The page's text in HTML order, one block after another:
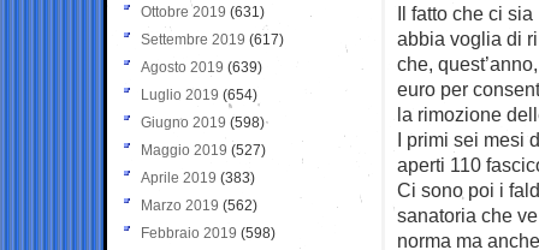
Il fatto che ci
abbia voglia di
che,
euro per
la rimozione
I primi sei mesi
aperti 110
Ci sono poi i
sanatoria che
norma ma
Ottobre 2019 (631)
Settembre 2019 (617)
Agosto 2019 (639)
Luglio 2019 (654)
Giugno 2019 (598)
Maggio 2019 (527)
Aprile 2019 (383)
Marzo 2019 (562)
Febbraio 2019 (598)